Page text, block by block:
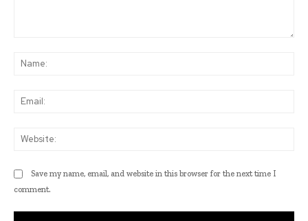
Save my name, email, and website in this browser for the next time I
comment.